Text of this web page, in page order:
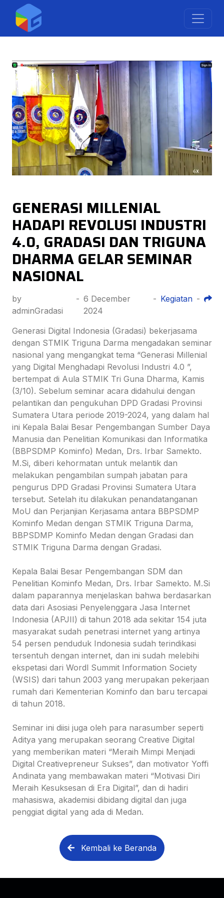
GENERASI MILLENIAL
HADAPI REVOLUSI INDUSTRI
4.0, GRADASI DAN TRIGUNA
DHARMA GELAR SEMINAR
NASIONAL
by
adminGradasi
- 6 December
2024
- Kegiatan -
Generasi Digital Indonesia (Gradasi) bekerjasama
dengan STMIK Triguna Darma mengadakan seminar
nasional yang mengangkat tema “Generasi Millenial
yang Digital Menghadapi Revolusi Industri 4.0 ”,
bertempat di Aula STMIK Tri Guna Dharma, Kamis
(3/10). Sebelum seminar acara didahului dengan
pelantikan dan pengukuhan DPD Gradasi Provinsi
Sumatera Utara periode 2019-2024, yang dalam hal
ini Kepala Balai Besar Pengembangan Sumber Daya
Manusia dan Penelitian Komunikasi dan Informatika
(BBPSDMP Kominfo) Medan, Drs. Irbar Samekto.
M.Si, diberi kehormatan untuk melantik dan
melakukan pengambilan sumpah jabatan para
pengurus DPD Gradasi Provinsi Sumatera Utara
tersebut. Setelah itu dilakukan penandatanganan
MoU dan Perjanjian Kerjasama antara BBPSDMP
Kominfo Medan dengan STMIK Triguna Darma,
BBPSDMP Kominfo Medan dengan Gradasi dan
STMIK Triguna Darma dengan Gradasi.
Kepala Balai Besar Pengembangan SDM dan
Penelitian Kominfo Medan, Drs. Irbar Samekto. M.Si
dalam paparannya menjelaskan bahwa berdasarkan
data dari Asosiasi Penyelenggara Jasa Internet
Indonesia (APJII) di tahun 2018 ada sekitar 154 juta
masyarakat sudah penetrasi internet yang artinya
54 persen penduduk Indonesia sudah terindikasi
tersentuh dengan internet, dan ini sudah melebihi
ekspetasi dari Wordl Summit Information Society
(WSIS) dari tahun 2003 yang merupakan pekerjaan
rumah dari Kementerian Kominfo dan baru tercapai
di tahun 2018.
Seminar ini diisi juga oleh para narasumber seperti
Aditya yang merupakan seorang Creative Digital
yang memberikan materi “Meraih Mimpi Menjadi
Digital Creativepreneur Sukses”, dan motivator Yoffi
Andinata yang membawakan materi “Motivasi Diri
Meraih Kesuksesan di Era Digital”, dan di hadiri
mahasiswa, akademisi dibidang digital dan juga
penggiat digital yang ada di Medan.
Kembali ke Beranda